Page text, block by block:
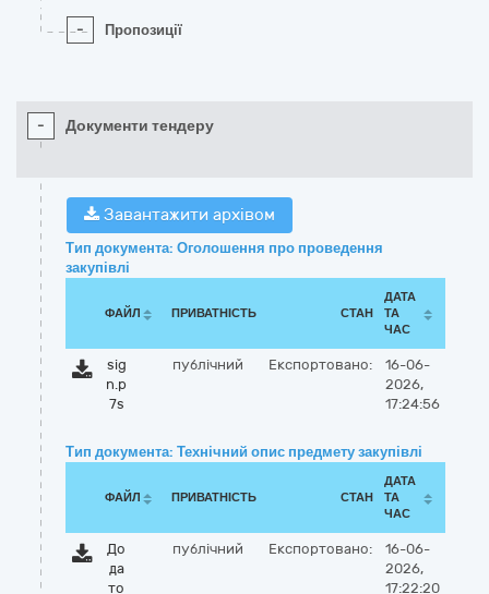
- Пропозиції
- Документи тендеру
Завантажити архівом
Тип документа: Оголошення про проведення
закупівлі
ФАЙЛ ПРИВАТНІСТЬ СТАН
ДАТА
ТА
ЧАС
sig
n.p
7s
публічний Експортовано:
16-06-
2026,
17:24:56
Тип документа: Технічний опис предмету закупівлі
ФАЙЛ ПРИВАТНІСТЬ СТАН
ДАТА
ТА
ЧАС
До
да
то
публічний Експортовано:
16-06-
2026,
17:22:20